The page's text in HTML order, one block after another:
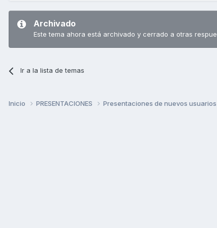
Archivado
Este tema ahora está archivado y cerrado a otras
Ir a la lista de temas
Inicio PRESENTACIONES Presentaciones de nuevos usuarios